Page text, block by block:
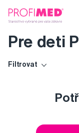
Pre deti
Filtrovat